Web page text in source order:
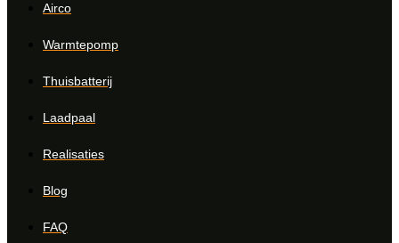
Airco
Warmtepomp
Thuisbatterij
Laadpaal
Realisaties
Blog
FAQ